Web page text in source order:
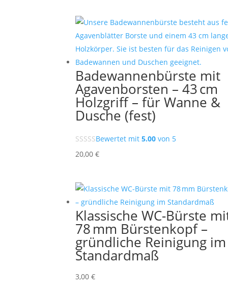
Badewannenbürste mit
Agavenborsten – 43 cm
Holzgriff – für Wanne &
Dusche (fest)
Bewertet mit5.00 von 5
20,00€
Klassische WC-Bürste
78 mm Bürstenkopf –
gründliche Reinigung im
Standardmaß
3,00€